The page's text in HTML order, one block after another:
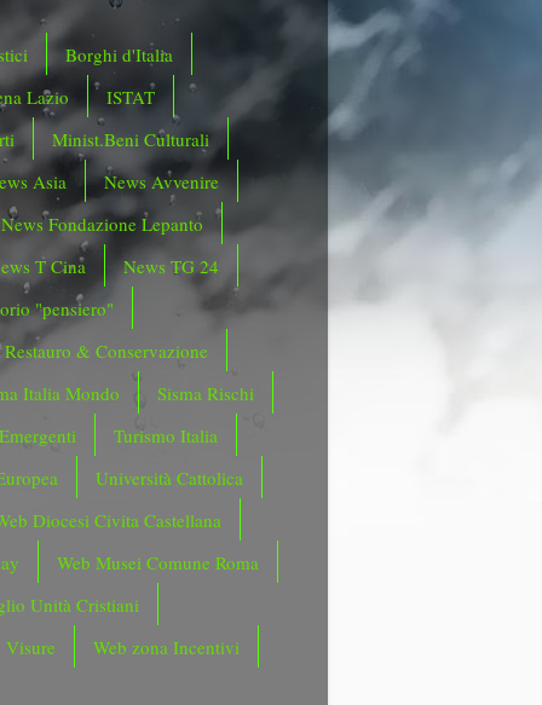
Borghi d'Italia
Lazio
ISTAT
Minist.Beni Culturali
Asia
News Avvenire
News Fondazione Lepanto
T Cina
News TG 24
"pensiero"
Restauro & Conservazione
Italia Mondo
Sisma Rischi
Turismo Italia
Università Cattolica
Diocesi Civita Castellana
Web Musei Comune Roma
Unità Cristiani
Visure
Web zona Incentivi